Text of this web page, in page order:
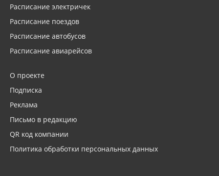
Расписание электричек
Расписание поездов
Расписание автобусов
Расписание авиарейсов
О проекте
Подписка
Реклама
Письмо в редакцию
QR код компании
Политика обработки персональных данных